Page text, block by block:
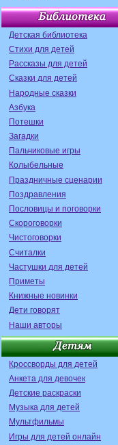
Детская библиотека
Стихи для детей
Рассказы для детей
Сказки для детей
Народные сказки
Азбука
Потешки
Загадки
Пальчиковые игры
Колыбельные
Праздничные сценарии
Поздравления
Пословицы и поговорки
Скороговорки
Чистоговорки
Считалки
Частушки для детей
Приметы
Книжные новинки
Дети говорят
Наши авторы
Кроссворды для детей
Анкета для девочек
Детские раскраски
Музыка для детей
Мультфильмы
Игры для детей онлайн